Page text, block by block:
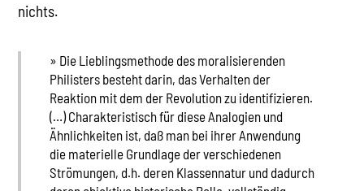
nichts.
» Die Lieblingsmethode des moralisierenden
Philisters besteht darin, das Verhalten der
Reaktion mit dem der Revolution zu identifizieren.
(…) Charakteristisch für diese Analogien und
Ähnlichkeiten ist, daß man bei ihrer Anwendung
die materielle Grundlage der verschiedenen
Strömungen, d.h. deren Klassennatur und dadurch